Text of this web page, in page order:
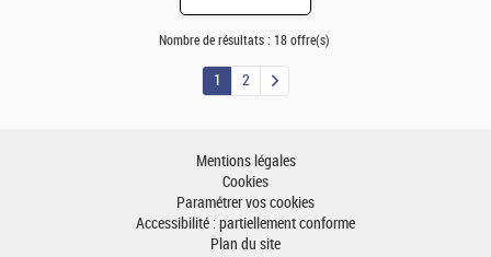
H/F
Nombre de résultats : 18 offre(s)
1 2
Mentions légales
Cookies
Paramétrer vos cookies
Accessibilité : partiellement conforme
Plan du site